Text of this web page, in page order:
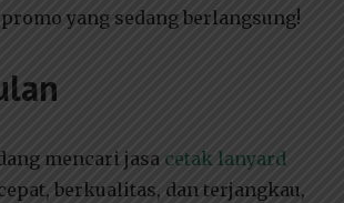
yang sedang berlangsung!
mencari jasa cetak lanyard
berkualitas, dan terjangkau,